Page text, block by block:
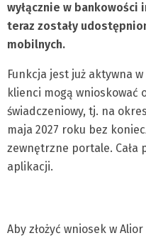
wyłącznie w
teraz zostały
mobilnych.
Funkcja jest już aktywna
klienci mogą wnioskować
świadczeniowy, tj. na
maja 2027 roku bez
zewnętrzne portale. Cała
aplikacji.
Aby złożyć wniosek w